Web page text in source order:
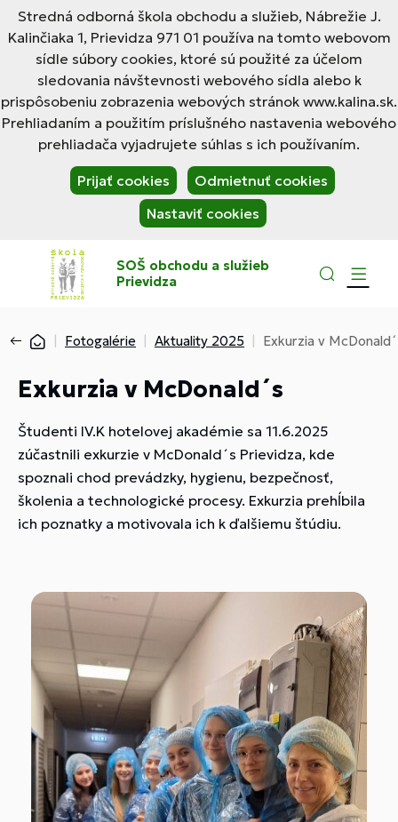
Stredná odborná škola obchodu a služieb, Nábrežie J.
Kalinčiaka 1, Prievidza 971 01 používa na tomto webovom
sídle súbory cookies, ktoré sú použité za účelom
sledovania návštevnosti webového sídla alebo k
prispôsobeniu zobrazenia webových stránok www.kalina.sk.
Prehliadaním a použitím príslušného nastavenia webového
prehliadača vyjadrujete súhlas s ich používaním.
Prijať cookies
Odmietnuť cookies
Nastaviť cookies
SOŠ obchodu a služieb
Prievidza
Fotogalérie Aktuality 2025 Exkurzia v
Exkurzia v McDonald´s
Študenti IV.K hotelovej akadémie sa 11.6.2025
zúčastnili exkurzie v McDonald´s Prievidza, kde
spoznali chod prevádzky, hygienu, bezpečnosť,
školenia a technologické procesy. Exkurzia prehĺbila
ich poznatky a motivovala ich k ďalšiemu štúdiu.